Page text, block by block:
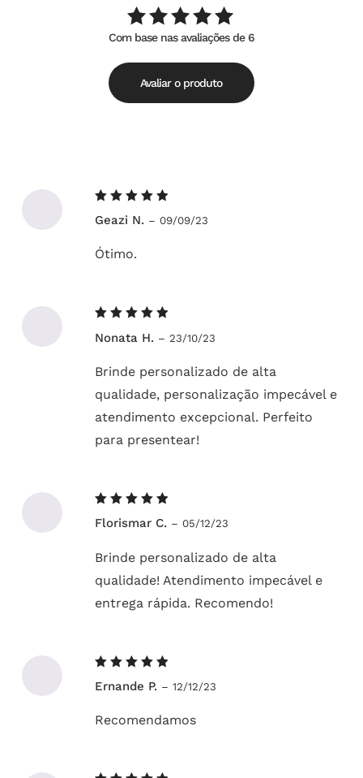
Avaliação
5.00de
5
Com base nas avaliações de 6
Avaliar o produto
5de 5
Geazi N. – 09/09/23
Ótimo.
5de 5
Nonata H. – 23/10/23
Brinde personalizado de alta
qualidade, personalização impecável e
atendimento excepcional. Perfeito
para presentear!
5de 5
Florismar C. – 05/12/23
Brinde personalizado de alta
qualidade! Atendimento impecável e
entrega rápida. Recomendo!
5de 5
Ernande P. – 12/12/23
Recomendamos